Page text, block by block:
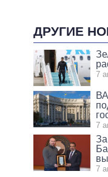
ДРУГИЕ
7
7
7